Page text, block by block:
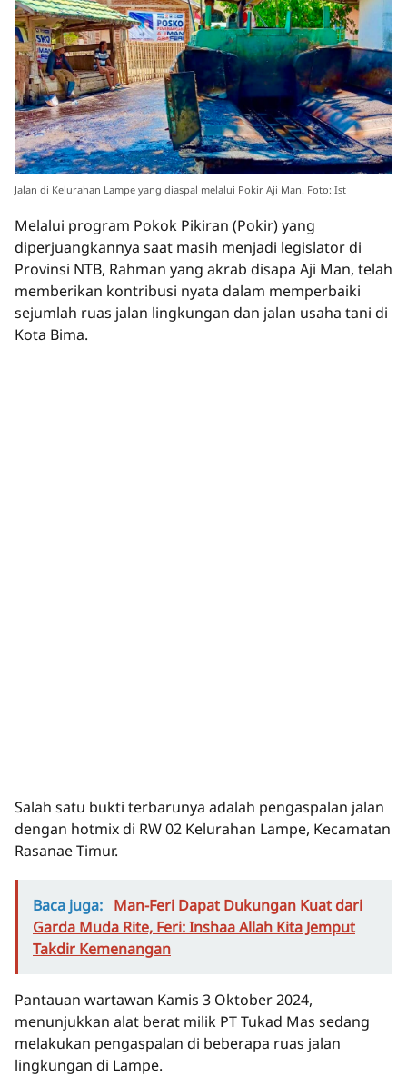
Jalan di Kelurahan Lampe yang diaspal melalui Pokir Aji Man. Foto: Ist
Melalui program Pokok Pikiran (Pokir) yang
diperjuangkannya saat masih menjadi legislator di
Provinsi NTB, Rahman yang akrab disapa Aji Man, telah
memberikan kontribusi nyata dalam memperbaiki
sejumlah ruas jalan lingkungan dan jalan usaha tani di
Kota Bima.
Salah satu bukti terbarunya adalah pengaspalan jalan
dengan hotmix di RW 02 Kelurahan Lampe, Kecamatan
Rasanae Timur.
Baca juga: Man-Feri Dapat Dukungan Kuat dari
Garda Muda Rite, Feri: Inshaa Allah Kita Jemput
Takdir Kemenangan
Pantauan wartawan Kamis 3 Oktober 2024,
menunjukkan alat berat milik PT Tukad Mas sedang
melakukan pengaspalan di beberapa ruas jalan
lingkungan di Lampe.